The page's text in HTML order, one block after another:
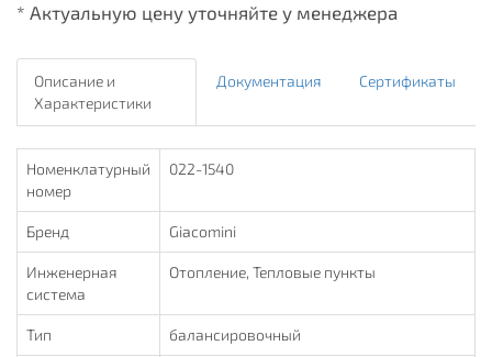
* Актуальную цену уточняйте у менеджера
Описание и
Характеристики
Документация Сертификаты
Номенклатурный
номер
022-1540
Бренд Giacomini
Инженерная
система
Отопление, Тепловые пункты
Тип балансировочный